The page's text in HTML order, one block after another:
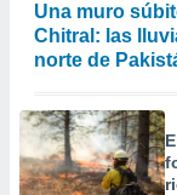
Una muro
Chitral: las
norte de